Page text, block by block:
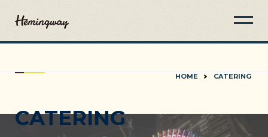
HOME CATERING
CATERING